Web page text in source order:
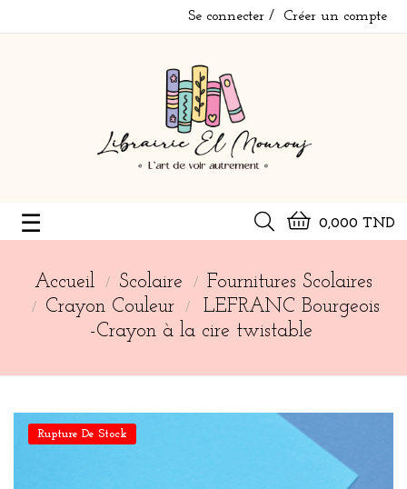
Se connecter Créer un compte
0,000 TND
Basculer
navigation
☰
Accueil Scolaire
Fournitures Scolaires
Crayon Couleur
LEFRANC Bourgeois
-Crayon à la cire twistable
Rupture De Stock